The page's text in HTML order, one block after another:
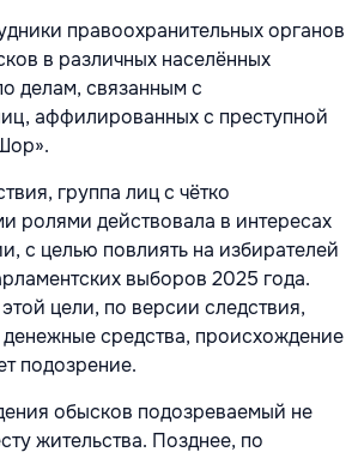
правоохранительных органов
в различных населённых
делам, связанным с
аффилированных с преступной
группа лиц с чётко
ролями действовала в интересах
с целью повлиять на избирателей
выборов 2025 года.
цели, по версии следствия,
средства, происхождение
подозрение.
обысков подозреваемый не
жительства. Позднее, по